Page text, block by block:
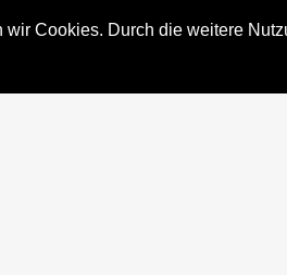
Cookies. Durch die weitere